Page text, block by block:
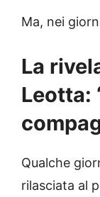
Ma, nei
La
Leotta:
Qualche
rilasciata al